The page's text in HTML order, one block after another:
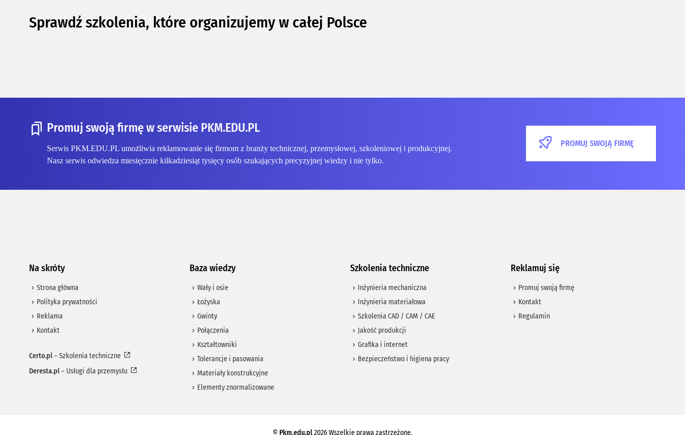
Sprawdź szkolenia, które organizujemy w całej Polsce
Promuj swoją firmę w serwisie PKM.EDU.PL
Serwis PKM.EDU.PL umożliwia reklamowanie się firmom z branży technicznej, przemysłowej, szkoleniowej i produkcyjnej.
Nasz serwis odwiedza miesięcznie kilkadziesiąt tysięcy osób szukających precyzyjnej wiedzy i nie tylko.
PROMUJ SWOJĄ FIRMĘ
Na skróty
Strona główna
Polityka prywatności
Reklama
Kontakt
Certo.pl– Szkolenia techniczne
Deresta.pl– Usługi dla przemysłu
Baza wiedzy
Wały i osie
Łożyska
Gwinty
Połączenia
Kształtowniki
Tolerancje i pasowania
Materiały konstrukcyjne
Elementy znormalizowane
Szkolenia techniczne
Inżynieria mechaniczna
Inżynieria materiałowa
Szkolenia CAD / CAM / CAE
Jakość produkcji
Grafika i internet
Bezpieczeństwo i higiena pracy
Reklamuj się
Promuj swoją firmę
Kontakt
Regulamin
© Pkm.edu.pl2026 Wszelkie prawa zastrzeżone.